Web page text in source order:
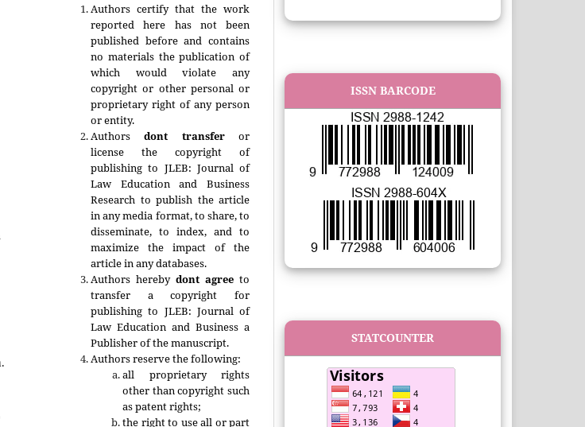
Authors certify that the work
reported here has not been
published before and contains
no materials the publication of
which would violate any
copyright or other personal or
proprietary right of any person
or entity.
Authorsdont transferor
license the copyright of
publishing to JLEB: Journal of
Law Education and Business
Research to publish the article
in any media format, to share, to
disseminate, to index, and to
maximize the impact of the
article in any databases.
Authors hereby dont agree to
transfer a copyright for
publishing to JLEB: Journal of
Law Education and Business a
Publisher of the manuscript.
Authors reserve the following:
all proprietary rights
other than copyright such
as patent rights;
the right to use all or part
ISSN BARCODE
STATCOUNTER